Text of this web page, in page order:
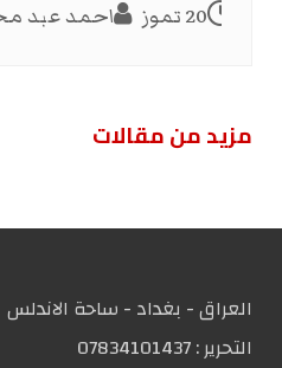
20 تموز احمد عبد
مزید من مقالات
العراق - بغداد - ساحة الاندلس
التحریر :07834101437